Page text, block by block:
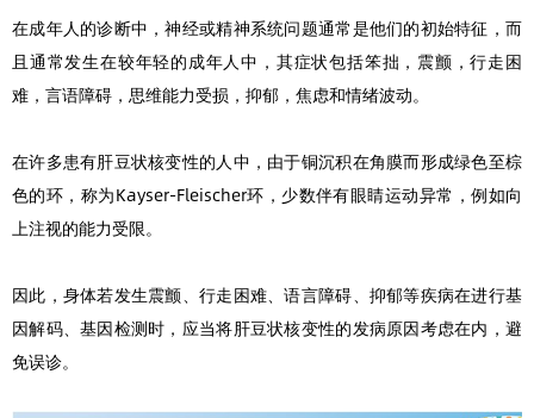
在成年人的诊断中，神经或精神系统问题通常是他们的初始特征，而
且通常发生在较年轻的成年人中，其症状包括笨拙，震颤，行走困
难，言语障碍，思维能力受损，抑郁，焦虑和情绪波动。
在许多患有肝豆状核变性的人中，由于铜沉积在角膜而形成绿色至棕
色的环，称为Kayser-Fleischer环，少数伴有眼睛运动异常，例如向
上注视的能力受限。
因此，身体若发生震颤、行走困难、语言障碍、抑郁等疾病在进行基
因解码、基因检测时，应当将肝豆状核变性的发病原因考虑在内，避
免误诊。